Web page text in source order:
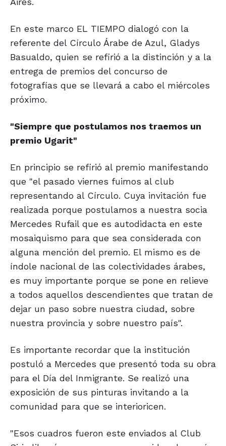
En este marco EL TIEMPO dialogó con la
referente del Círculo Árabe de Azul, Gladys
Basualdo, quien se refirió a la distinción y a la
entrega de premios del concurso de
fotografías que se llevará a cabo el miércoles
próximo.
"Siempre que postulamos nos traemos un
premio Ugarit"
En principio se refirió al premio manifestando
que "el pasado viernes fuimos al club
representando al Círculo. Cuya invitación fue
realizada porque postulamos a nuestra socia
Mercedes Rufail que es autodidacta en este
mosaiquismo para que sea considerada con
alguna mención del premio. El mismo es de
índole nacional de las colectividades árabes,
es muy importante porque se pone en relieve
a todos aquellos descendientes que tratan de
dejar un paso sobre nuestra ciudad, sobre
nuestra provincia y sobre nuestro país".
Es importante recordar que la institución
postuló a Mercedes que presentó toda su obra
para el Día del Inmigrante. Se realizó una
exposición de sus pinturas invitando a la
comunidad para que se interioricen.
"Esos cuadros fueron este enviados al Club